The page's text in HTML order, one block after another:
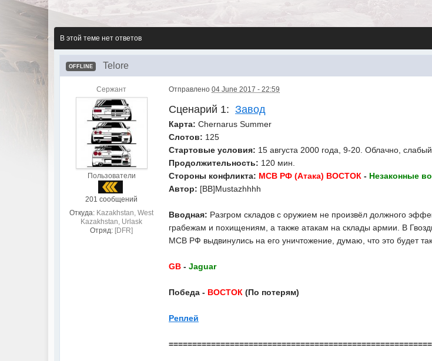
В этой теме нет ответов
OFFLINE Telore
Сержант
Пользователи
201 сообщений
Откуда: Kazakhstan, West
Kazakhstan, Urlask
Отряд: [DFR]
Отправлено 04 June 2017 - 22:59
Сценарий 1: Завод
Карта: Chernarus Summer
Слотов: 125
Стартовые условия: 15 августа 2000 года, 9-20. Облачно, слабый
Продолжительность: 120 мин.
Стороны конфликта: МСВ РФ (Атака) ВОСТОК - Незаконные
Автор: [BB]Mustazhhhh
Вводная: Разгром складов с оружием не произвёл должного
грабежам и похищениям, а также атакам на склады армии. В
МСВ РФ выдвинулись на его уничтожение, думаю, что это будет
GB - Jaguar
Победа - ВОСТОК (По потерям)
Реплей